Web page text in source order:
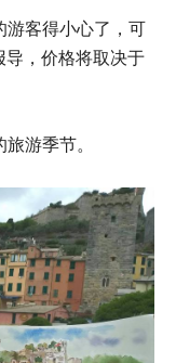
游客得小心了，可
，价格将取决于
游季节。